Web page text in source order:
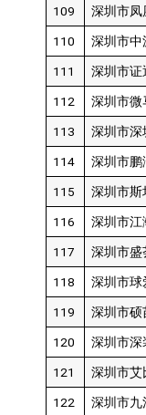
109 深圳市凤
110 深圳市中
111 深圳市证
112 深圳市微
113 深圳市深
114 深圳市鹏
115 深圳市斯
116 深圳市江
117 深圳市盛
118 深圳市球
119 深圳市硕
120 深圳市深
121 深圳市艾
122 深圳市九